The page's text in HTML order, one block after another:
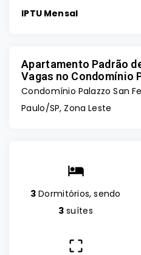
IPTU Mensal
Apartamento Padrão
Vagas no Condomínio
Condomínio Palazzo San
Paulo/SP, Zona Leste
3 Dormitórios, sendo
3 suítes